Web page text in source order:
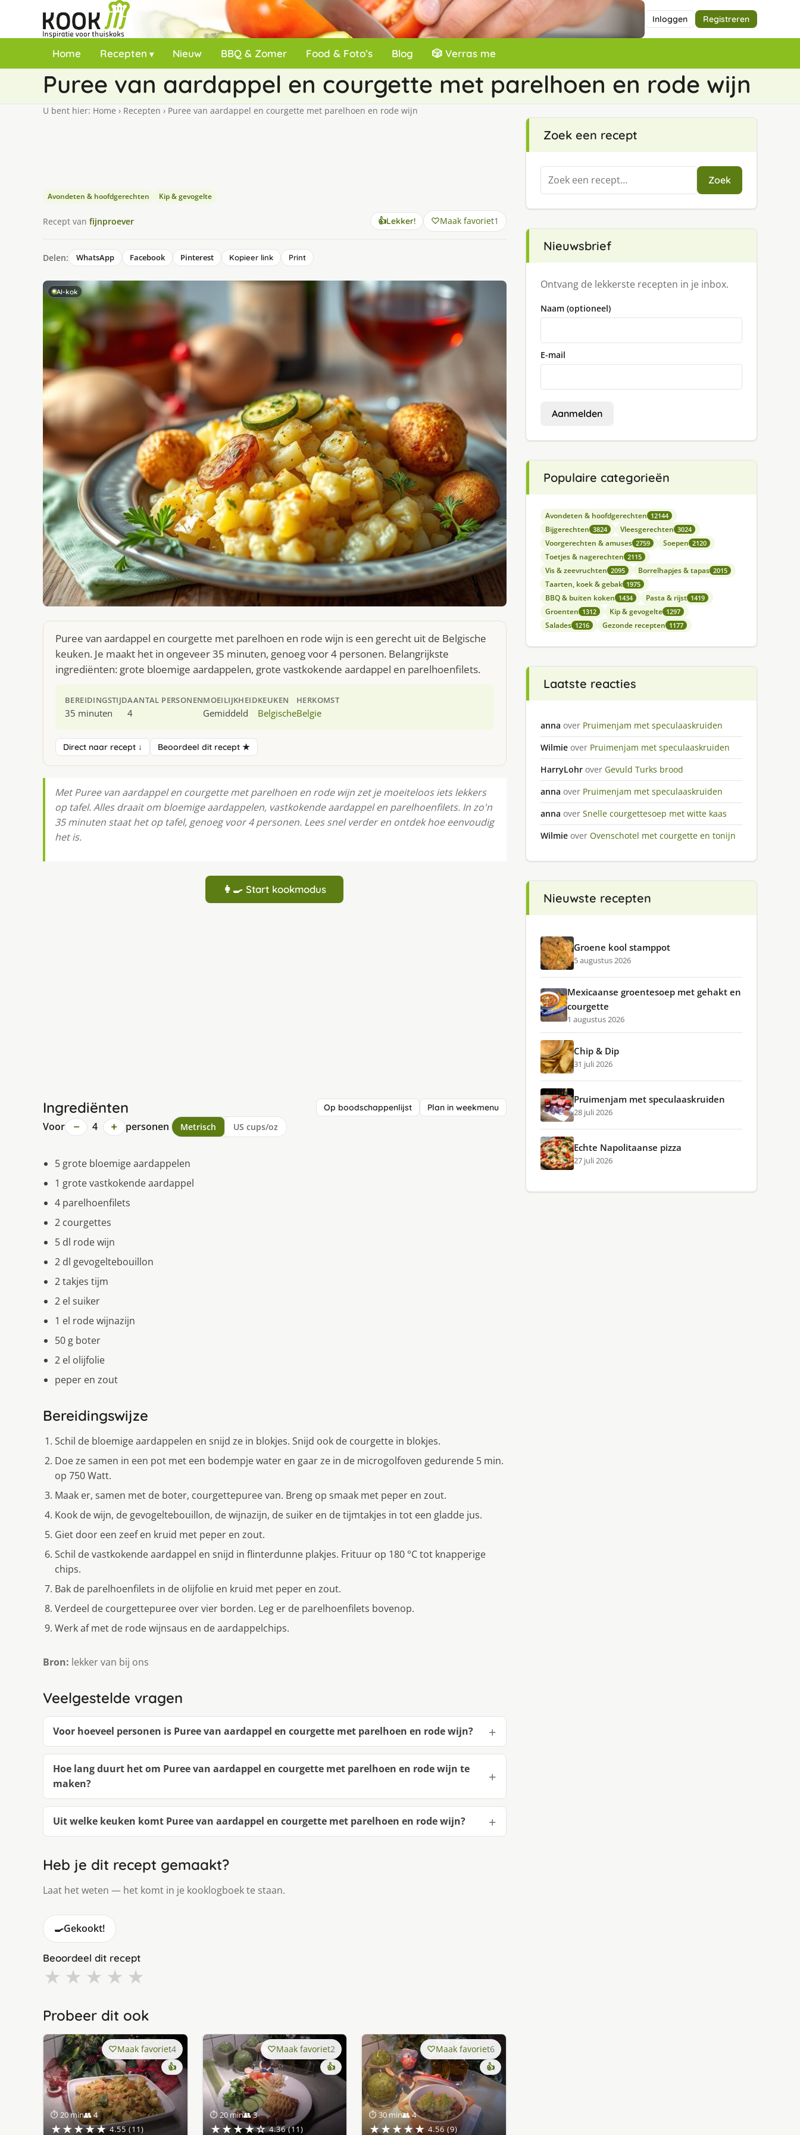
Inloggen Registreren
Home Recepten Nieuw BBQ & Zomer Food & Foto’s Blog 🎲 Verras me
Puree van aardappel en courgette met parelhoen en rode wijn
U bent hier: Home › Recepten › Puree van aardappel en courgette met parelhoen en rode wijn
Avondeten & hoofdgerechten Kip & gevogelte
Recept van fijnproever 👍Lekker! Maak favoriet1
Delen: WhatsApp Facebook Pinterest Kopieer link Print
AI-kok
Puree van aardappel en courgette met parelhoen en rode wijn is een gerecht uit de Belgische
keuken. Je maakt het in ongeveer 35 minuten, genoeg voor 4 personen. Belangrijkste
ingrediënten: grote bloemige aardappelen, grote vastkokende aardappel en parelhoenfilets.
BEREIDINGSTIJD
35 minuten
AANTAL PERSONEN
4
MOEILIJKHEID
Gemiddeld
KEUKEN
Belgische
HERKOMST
Belgie
Direct naar recept ↓ Beoordeel dit recept ★
Met Puree van aardappel en courgette met parelhoen en rode wijn zet je moeiteloos iets lekkers
op tafel. Alles draait om bloemige aardappelen, vastkokende aardappel en parelhoenfilets. In zo'n
35 minuten staat het op tafel, genoeg voor 4 personen. Lees snel verder en ontdek hoe eenvoudig
het is.
👩‍🍳 Start kookmodus
Ingrediënten Op boodschappenlijst Plan in weekmenu
Voor − 4 + personen Metrisch US cups/oz
5 grote bloemige aardappelen
1 grote vastkokende aardappel
4 parelhoenfilets
2 courgettes
5 dl rode wijn
2 dl gevogeltebouillon
2 takjes tijm
2 el suiker
1 el rode wijnazijn
50 g boter
2 el olijfolie
peper en zout
Bereidingswijze
Schil de bloemige aardappelen en snijd ze in blokjes. Snijd ook de courgette in blokjes.
Doe ze samen in een pot met een bodempje water en gaar ze in de microgolfoven gedurende 5 min.
op 750 Watt.
Maak er, samen met de boter, courgettepuree van. Breng op smaak met peper en zout.
Kook de wijn, de gevogeltebouillon, de wijnazijn, de suiker en de tijmtakjes in tot een gladde jus.
Giet door een zeef en kruid met peper en zout.
Schil de vastkokende aardappel en snijd in flinterdunne plakjes. Frituur op 180 °C tot knapperige
chips.
Bak de parelhoenfilets in de olijfolie en kruid met peper en zout.
Verdeel de courgettepuree over vier borden. Leg er de parelhoenfilets bovenop.
Werk af met de rode wijnsaus en de aardappelchips.
Bron: lekker van bij ons
Veelgestelde vragen
Voor hoeveel personen is Puree van aardappel en courgette met parelhoen en rode wijn?
Hoe lang duurt het om Puree van aardappel en courgette met parelhoen en rode wijn te
maken?
Uit welke keuken komt Puree van aardappel en courgette met parelhoen en rode wijn?
Heb je dit recept gemaakt?
Laat het weten — het komt in je kooklogboek te staan.
🍳Gekookt!
Beoordeel dit recept
★ ★ ★ ★ ★
Probeer dit ook
⏱ 20 min👥 4
★★★★★ 4.55 (11)
Maak favoriet4
👍
⏱ 20 min👥 3
★★★★☆ 4.36 (11)
Maak favoriet2
👍
⏱ 30 min👥 4
★★★★★ 4.56 (9)
Maak favoriet6
👍
Zoek een recept
Zoeken
naar:
Zoek
Nieuwsbrief
Ontvang de lekkerste recepten in je inbox.
Naam (optioneel)
E-mail
Aanmelden
Populaire categorieën
Avondeten & hoofdgerechten 12144
Bijgerechten 3824 Vleesgerechten 3024
Voorgerechten & amuses 2759 Soepen 2120
Toetjes & nagerechten 2115
Vis & zeevruchten 2095 Borrelhapjes & tapas 2015
Taarten, koek & gebak 1975
BBQ & buiten koken 1434 Pasta & rijst 1419
Groenten 1312 Kip & gevogelte 1297
Salades 1216 Gezonde recepten 1177
Laatste reacties
anna over Pruimenjam met speculaaskruiden
Wilmie over Pruimenjam met speculaaskruiden
HarryLohr over Gevuld Turks brood
anna over Pruimenjam met speculaaskruiden
anna over Snelle courgettesoep met witte kaas
Wilmie over Ovenschotel met courgette en tonijn
Nieuwste recepten
Groene kool stamppot
5 augustus 2026
Mexicaanse groentesoep met gehakt en
courgette
1 augustus 2026
Chip & Dip
31 juli 2026
Pruimenjam met speculaaskruiden
28 juli 2026
Echte Napolitaanse pizza
27 juli 2026